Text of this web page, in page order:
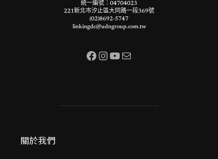
統一編號：04704023
221新北市汐止區大同路一段369號
(02)8692-5747
linkingdc@udngroup.com.tw
Facebook InstagramYouTube 電子郵件
關於我們